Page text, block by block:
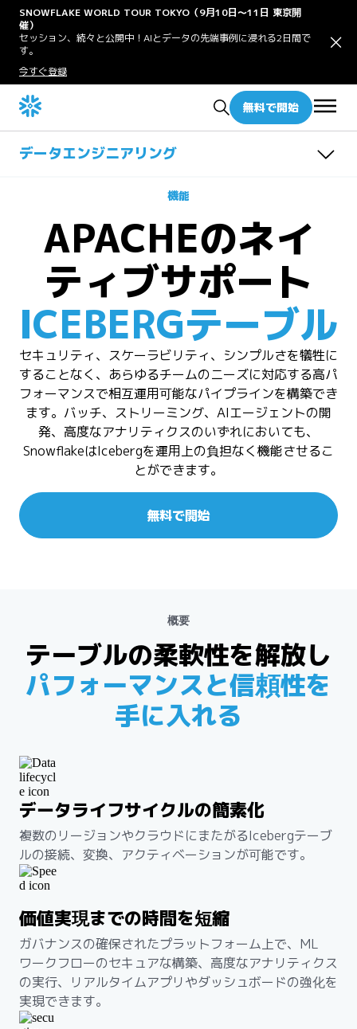
SNOWFLAKE WORLD TOUR TOKYO（9月10日〜11日 東京開
催）
セッション、続々と公開中！AIとデータの先端事例に浸れる2日間で
す。
今すぐ登録
無料で開始
データエンジニアリング
接続性の概要
Openflow
ストリーミングとバッチ
Snowpipe Streaming
ゼロコピー統合
Datastream
データ変換
データパイプラインの概要
Snowpark
Snowpark Connect
ダイナミックテーブル
dbt Projects on Snowflake
レイクハウス
レイクハウスの概要
レイクハウスアナリティクス
Polaris
Horizonカタログ
Snowflakeストレージ
関連リソース
機能
APACHEのネイ
ティブサポート
ICEBERGテーブル
セキュリティ、スケーラビリティ、シンプルさを犠牲に
することなく、あらゆるチームのニーズに対応する高パ
フォーマンスで相互運用可能なパイプラインを構築でき
ます。バッチ、ストリーミング、AIエージェントの開
発、高度なアナリティクスのいずれにおいても、
SnowflakeはIcebergを運用上の負担なく機能させるこ
とができます。
無料で開始
概要
テーブルの柔軟性を解放し
パフォーマンスと信頼性を
手に入れる
データライフサイクルの簡素化
複数のリージョンやクラウドにまたがるIcebergテーブ
ルの接続、変換、アクティベーションが可能です。
価値実現までの時間を短縮
ガバナンスの確保されたプラットフォーム上で、ML
ワークフローのセキュアな構築、高度なアナリティクス
の実行、リアルタイムアプリやダッシュボードの強化を
実現できます。